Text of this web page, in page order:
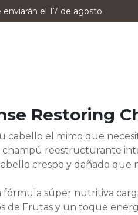
el 17 de agosto.
Restoring
cabello el mimo que
reestructurante
crespo y dañado que
fórmula súper nutritiva
de Frutas y un toque